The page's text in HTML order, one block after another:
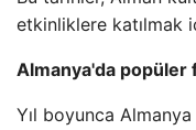
etkinliklere katılmak
Almanya'da popüler
Yıl boyunca